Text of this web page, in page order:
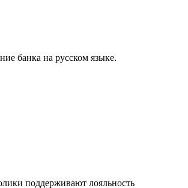
банка на русском языке.
поддерживают лояльность